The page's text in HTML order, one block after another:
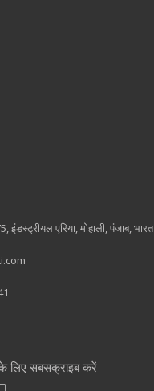
एरिया, मोहाली, पंजाब, भारत
लिए सबसक्राइब करें